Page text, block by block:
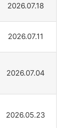
2026.07.18
2026.07.11
2026.07.04
2026.05.23